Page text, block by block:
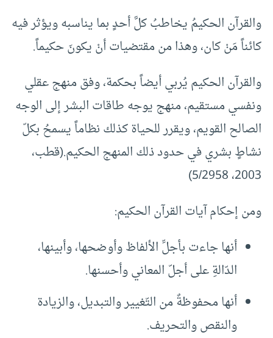
والقرآن الحكيمُ يخاطبُ كلَّ أحدٍ بما يناسبه ويؤثر فيه
كائناً مَنْ كان، وهذا من مقتضيات أنْ يكونَ حكيماً.
والقرآن الحكيم يُربي أيضاً بحكمة، وفق منهج عقلي
ونفسي مستقيم، منهج يوجه طاقات البشر إلى الوجه
الصالح القويم، ويقرر للحياة كذلك نظاماً يسمحُ بكلّ
نشاطٍ بشري في حدود ذلك المنهج الحكيم.(قطب،
2003، 5/2958)
ومن إحكام آيات القرآن الحكيم:
أنها جاءت بأجلِّ الألفاظ وأوضحها، وأبينها،
الدّالةِ على أجلّ المعاني وأحسنها.
أنها محفوظةٌ من التّغيير والتبديل، والزيادة
والنقص والتحريف.